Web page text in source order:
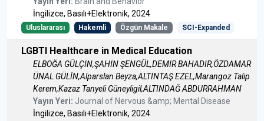
İngilizce, Basılı+Elektronik, 2024
Uluslararası Hakemli Özgün Makale SCI-Expanded
LGBTI Healthcare in Medical Education
ELBOĞA GÜLÇİN,ŞAHİN ŞENGÜL,DEMİR BAHADIR,ÖZDAMAR
ÜNAL GÜLİN,Alparslan Beyza,ALTINTAŞ EZEL,Marangoz Talip
Kerem,Kazaz Tanyeli Güneyligil,ALTINDAĞ ABDURRAHMAN
Yayın Yeri: Journal of Nervous &amp; Mental Disease
İngilizce, Basılı+Elektronik, 2024